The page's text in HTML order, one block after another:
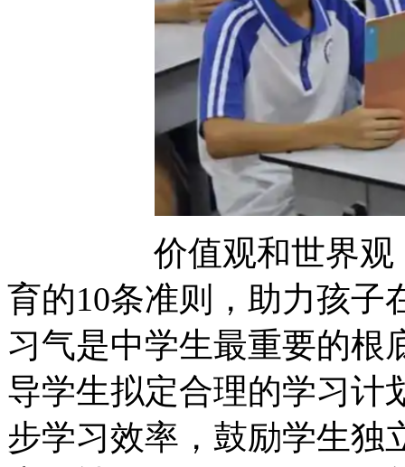
价值观和世界观，
育的10条准则，助力孩子
习气是中学生最重要
导学生拟定合理的学习计
步学习效率，鼓励学生独